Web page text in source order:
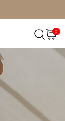
0
상의 아